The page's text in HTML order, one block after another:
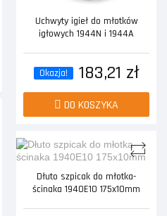
Uchwyty igieł do młotków
igłowych 1944N i 1944A
Okazja! 183,21 zł
DO KOSZYKA
Dłuto szpicak do młotka-
ścinaka 1940E10 175x10mm